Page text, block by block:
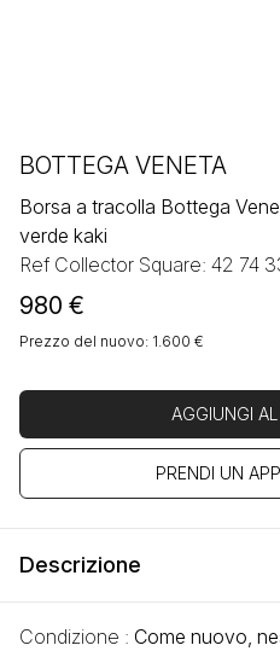
BOTTEGA VENETA
Borsa a tracolla Bottega
verde kaki
Ref Collector Square: 42 74
980 €
Prezzo del nuovo: 1.600 €
AGGIUNGI
PRENDI UN
Descrizione
Condizione : Come nuovo,